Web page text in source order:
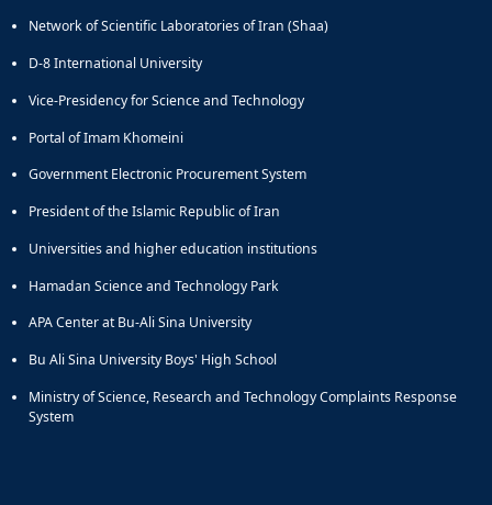
Network of Scientific Laboratories of Iran (Shaa)
D-8 International University
Vice-Presidency for Science and Technology
Portal of Imam Khomeini
Government Electronic Procurement System
President of the Islamic Republic of Iran
Universities and higher education institutions
Hamadan Science and Technology Park
APA Center at Bu-Ali Sina University
Bu Ali Sina University Boys' High School
Ministry of Science, Research and Technology Complaints Response
System